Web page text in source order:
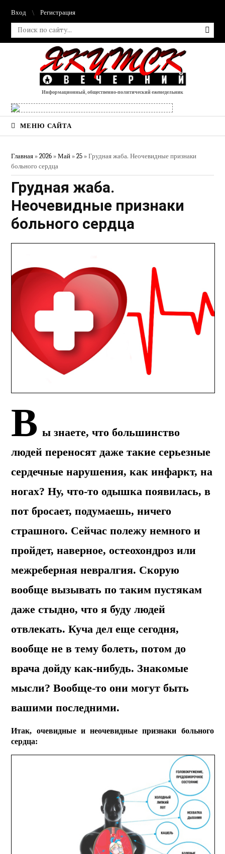
Вход Регистрация
Информационный, общественно-политический еженедельник
МЕНЮ САЙТА
Главная »2026 » Май » 25 » Грудная жаба. Неочевидные признаки
больного сердца
Грудная жаба.
Неочевидные признаки
больного сердца
В ы знаете, что большинство
людей переносят даже такие серьезные
сердечные нарушения, как инфаркт, на
ногах? Ну, что-то одышка появилась, в
пот бросает, подумаешь, ничего
страшного. Сейчас полежу немного и
пройдет, наверное, остеохондроз или
межреберная невралгия. Скорую
вообще вызывать по таким пустякам
даже стыдно, что я буду людей
отвлекать. Куча дел еще сегодня,
вообще не в тему болеть, потом до
врача дойду как-нибудь. Знакомые
мысли? Вообще-то они могут быть
вашими последними.
Итак, очевидные и неочевидные признаки больного
сердца: